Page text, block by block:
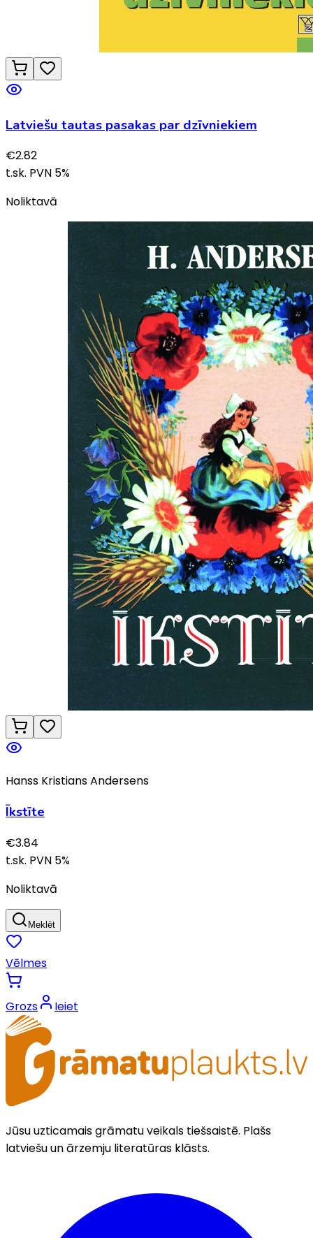
Latviešu tautas pasakas par dzīvniekiem
€2.82
t.sk. PVN 5%
Noliktavā
Hanss Kristians Andersens
Īkstīte
€3.84
t.sk. PVN 5%
Noliktavā
Meklēt
Vēlmes
Grozs Ieiet
Jūsu uzticamais grāmatu veikals tiešsaistē. Plašs
latviešu un ārzemju literatūras klāsts.